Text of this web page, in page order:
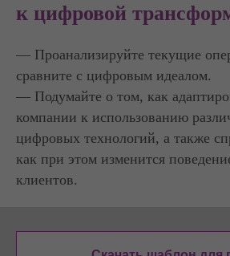
к цифровой
— Проанализируйте текущие
сравните с цифровым идеалом.
— Подумайте о том, как
компании к использованию
цифровых технологий, а также
как при этом изменится
клиентов.